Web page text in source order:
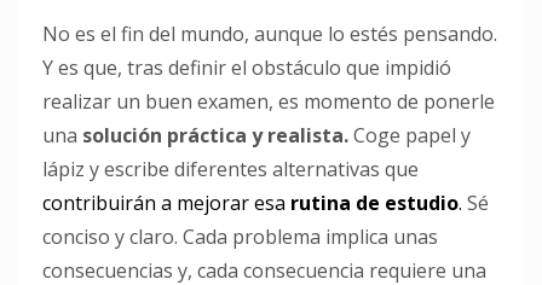
No es el fin del mundo, aunque lo estés pensando.
Y es que, tras definir el obstáculo que impidió
realizar un buen examen, es momento de ponerle
una solución práctica y realista.Coge papel y
lápiz y escribe diferentes alternativas que
contribuirán a mejorar esa rutina de estudio. Sé
conciso y claro. Cada problema implica unas
consecuencias y, cada consecuencia requiere una